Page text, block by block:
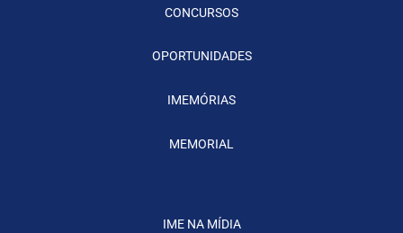
CONCURSOS
OPORTUNIDADES
IMEMÓRIAS
MEMORIAL
IME NA MÍDIA